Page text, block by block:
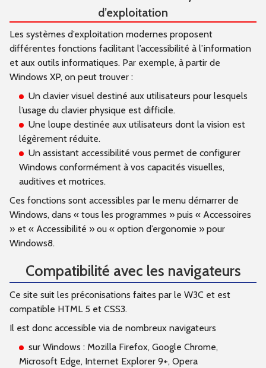
d’exploitation
Les systèmes d’exploitation modernes proposent
différentes fonctions facilitant l’accessibilité à l’information
et aux outils informatiques. Par exemple, à partir de
Windows XP, on peut trouver :
Un clavier visuel destiné aux utilisateurs pour lesquels
l’usage du clavier physique est difficile.
Une loupe destinée aux utilisateurs dont la vision est
légèrement réduite.
Un assistant accessibilité vous permet de configurer
Windows conformément à vos capacités visuelles,
auditives et motrices.
Ces fonctions sont accessibles par le menu démarrer de
Windows, dans « tous les programmes » puis « Accessoires
» et « Accessibilité » ou « option d’ergonomie » pour
Windows8.
Compatibilité avec les navigateurs
Ce site suit les préconisations faites par le W3C et est
compatible HTML 5 et CSS3.
Il est donc accessible via de nombreux navigateurs
sur Windows : Mozilla Firefox, Google Chrome,
Microsoft Edge, Internet Explorer 9+, Opera